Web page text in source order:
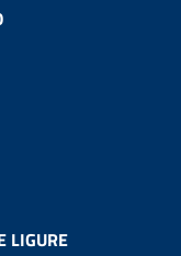
LIGURE